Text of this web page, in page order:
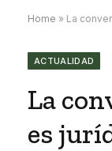
Home » La
ACTUALIDAD
La
es